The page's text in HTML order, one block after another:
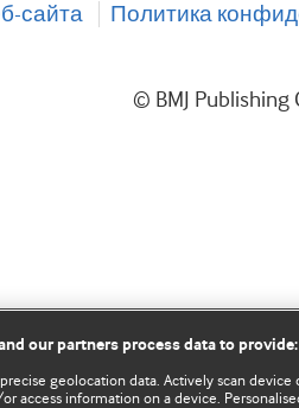
сайта
Политика
© BMJ
our partners process data to provide:
precise geolocation data. Actively scan
access information on a device.